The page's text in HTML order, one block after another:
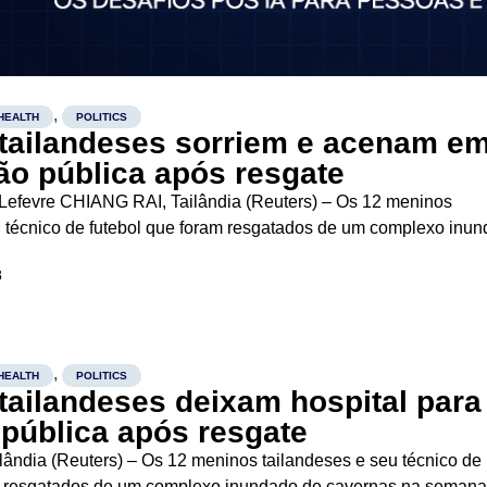
HEALTH , POLITICS
sorriem e acenam
pública após resgate
CHIANG RAI, Tailândia (Reuters) – Os 12 meninos
de futebol que foram resgatados de um complexo
passada acenaram, sorriram e fizeram o tradicional gesto
, POLITICS
deixam hospital para
após resgate
(Reuters) – Os 12 meninos tailandeses e seu técnico de